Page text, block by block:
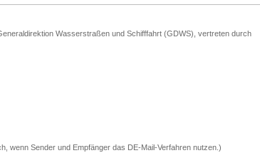
Wasserstraßen und Schifffahrt (GDWS), vertreten durch
wenn Sender und Empfänger das DE-Mail-Verfahren nutzen.)